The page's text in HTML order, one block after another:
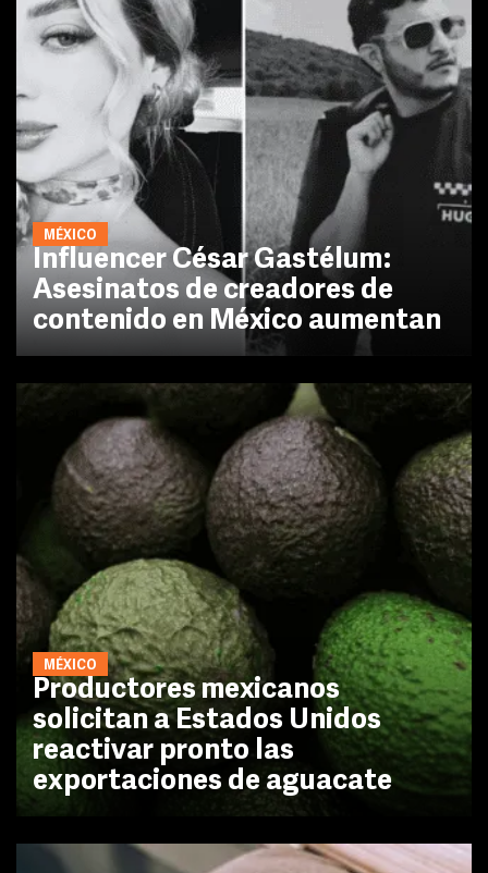
MÉXICO
Influencer César Gastélum:
Asesinatos de creadores de
contenido en México aumentan
MÉXICO
Productores mexicanos
solicitan a Estados Unidos
reactivar pronto las
exportaciones de aguacate